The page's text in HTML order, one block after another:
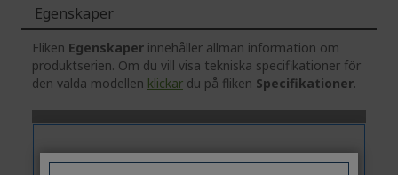
Egenskaper
Fliken Egenskaper innehåller allmän information om
produktserien. Om du vill visa tekniska specifikationer för
den valda modellen klickar du på fliken Specifikationer.